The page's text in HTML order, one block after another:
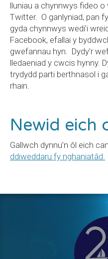
lluniau a chynnwys fideo
Twitter. O ganlyniad, pan
gyda chynnwys wedi’i
Facebook, efallai y
gwefannau hyn. Dydy’r
lledaeniad y cwcis hynny.
trydydd parti berthnasol i
rhain.
Newid eich
Gallwch dynnu’n ôl eich
ddiweddaru fy nghaniatâd.